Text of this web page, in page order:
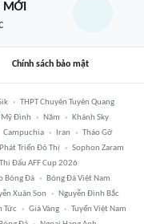
MỚI
Chính sách bảo mật
THPT Chuyên Tuyên Quang
Mỹ Đình Năm
Khánh Sky
Campuchia Iran
Tháo Gỡ
Triển Đô Thị
Sophon Zaram
Đấu AFF Cup 2026
Bóng Đá
Bóng Đá Việt Nam
Xuân Son
Nguyễn Đình Bắc
Tức Giá Vàng
Tuyển Việt Nam